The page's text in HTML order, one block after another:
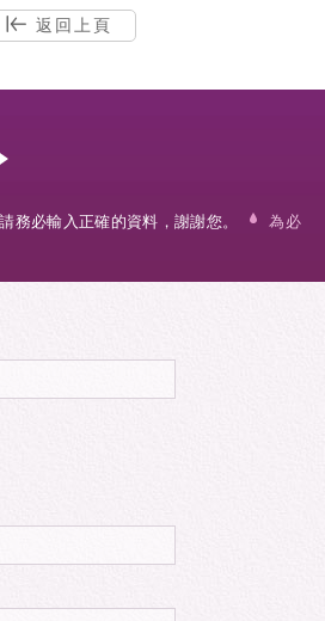
返回上頁
務必輸入正確的資料，謝謝您。
為必